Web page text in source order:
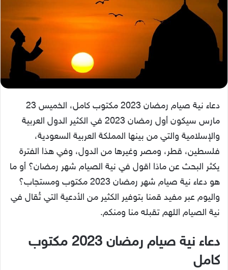
دعاء نية صيام رمضان 2023 مكتوب كامل، الخميس 23
مارس سيكون أول رمضان 2023 في الكثير الدول العربية
والإسلامية والتي من بينها المملكة العربية السعودية،
فلسطين، قطر، ومصر وغيرها من الدول، وفي هذا الفترة
يكثر البحث عن ماذا اقول في نية الصيام شهر رمضان؟ أو ما
هو دعاء نية صيام شهر رمضان 2023 مكتوب ومستجاب؟
واليوم عبر مفيد قمنا بتوفير الكثير من الأدعية التي تُقال في
نية الصيام اللهم تقبله منا ومنكم.
دعاء نية صيام رمضان 2023 مكتوب
كامل